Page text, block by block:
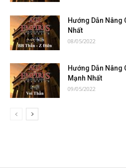
Hướng Dẫn Nâng
Nhất
08/05/2022
Hướng Dẫn Nâng
Mạnh Nhất
09/05/2022